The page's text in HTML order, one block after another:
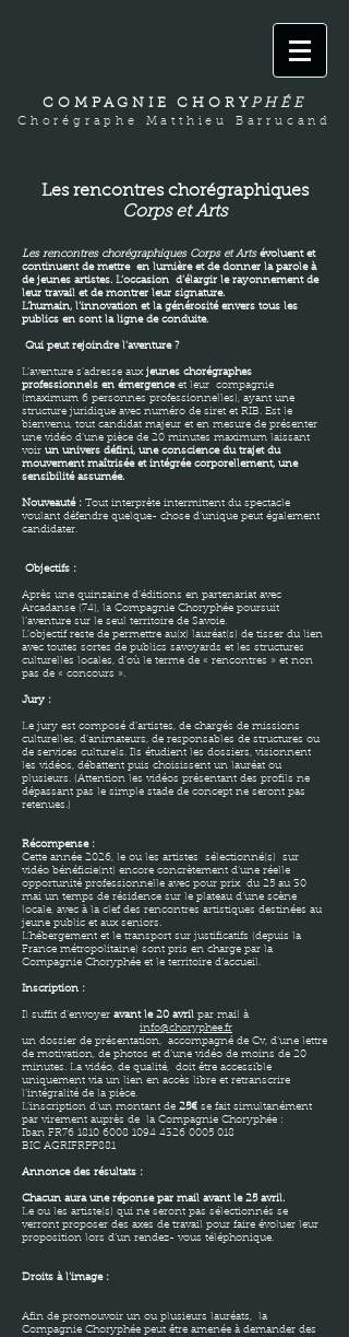
COMPAGNIE CHORYPHÉE
Chorégraphe Matthieu Barrucand
Les rencontres chorégraphiques
Corps et Arts
Les rencontres chorégraphiques Corps et Artsévoluent et
continuent de mettre en lumière et de donner la parole à
de jeunes artistes. L’occasion d’élargir le rayonnement de
leur travail et de montrer leur signature.
L’humain, l’innovation et la générosité envers tous les
publics en sont la ligne de conduite.
Qui peut rejoindre l’aventure ?
L’aventure s’adresse aux jeunes chorégraphes
professionnels en émergenceet leur compagnie
(maximum 6 personnes professionnelles), ayant une
structure juridique avec numéro de siret et RIB. Est le
bienvenu, tout candidat majeur et en mesure de présenter
une vidéo d’une pièce de 20 minutes maximum laissant
voir un univers défini, une conscience du trajet du
mouvement maîtrisée et intégrée corporellement, une
sensibilité assumée.
Nouveauté : Tout interprète intermittent du spectacle
voulant défendre quelque- chose d’unique peut également
candidater.
Objectifs :
Après une quinzaine d’éditions en partenariat avec
Arcadanse (74), la Compagnie Choryphée poursuit
l’aventure sur le seul territoire de Savoie.
L’objectif reste de permettre au(x) lauréat(s) de tisser du lien
avec toutes sortes de publics savoyards et les structures
culturelles locales, d’où le terme de « rencontres » et non
pas de « concours ».
Jury :
Le jury est composé d’artistes, de chargés de missions
culturelles, d’animateurs, de responsables de structures ou
de services culturels. Ils étudient les dossiers, visionnent
les vidéos, débattent puis choisissent un lauréat ou
plusieurs. (Attention les vidéos présentant des profils ne
dépassant pas le simple stade de concept ne seront pas
retenues.)
Récompense :
Cette année 2026, le ou les artistes sélectionné(s) sur
vidéo bénéficie(nt) encore concrètement d’une réelle
opportunité professionnelle avec pour prix du 25 au 30
mai un temps de résidence sur le plateau d’une scène
locale, avec à la clef des rencontres artistiques destinées au
jeune public et aux seniors.
L’hébergement et le transport sur justificatifs (depuis la
France métropolitaine) sont pris en charge par la
Compagnie Choryphée et le territoire d’accueil.
Inscription :
Il suffit d’envoyer avant le 20 avril par mail à
info@choryphee.fr
un dossier de présentation, accompagné de Cv, d’une lettre
de motivation, de photos et d’une vidéo de moins de 20
minutes. La vidéo, de qualité, doit être accessible
uniquement via un lien en accès libre et retranscrire
l’intégralité de la pièce.
L’inscription d’un montant de 25€ se fait simultanément
par virement auprès de la Compagnie Choryphée :
Iban FR76 1810 6008 1094 4326 0005 018
BIC AGRIFRPP881
Annonce des résultats :
Chacun aura une réponse par mail avant le 25 avril.
Le ou les artiste(s) qui ne seront pas sélectionnés se
verront proposer des axes de travail pour faire évoluer leur
proposition lors d’un rendez- vous téléphonique.
Droits à l’image :
Afin de promouvoir un ou plusieurs lauréats, la
Compagnie Choryphée peut être amenée à demander des